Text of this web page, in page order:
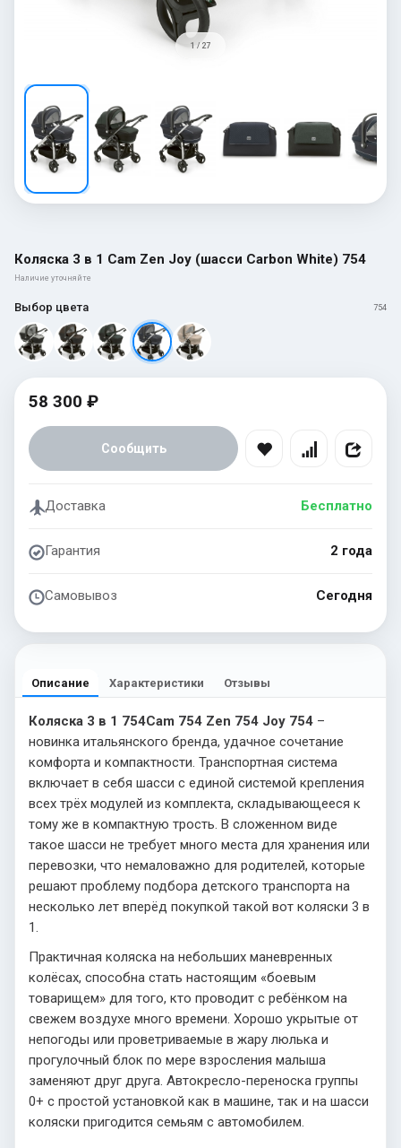
1 / 27
Коляска 3 в 1 Cam Zen Joy (шасси Carbon White) 754
Наличие уточняйте
Выбор цвета 754
58 300 ₽
Сообщить
Доставка Бесплатно
Гарантия 2 года
Самовывоз Сегодня
Описание Характеристики Отзывы
Коляска 3 в 1 754Cam 754 Zen 754 Joy 754 –
новинка итальянского бренда, удачное сочетание
комфорта и компактности. Транспортная система
включает в себя шасси с единой системой крепления
всех трёх модулей из комплекта, складывающееся к
тому же в компактную трость. В сложенном виде
такое шасси не требует много места для хранения или
перевозки, что немаловажно для родителей, которые
решают проблему подбора детского транспорта на
несколько лет вперёд покупкой такой вот коляски 3 в
1.
Практичная коляска на небольших маневренных
колёсах, способна стать настоящим «боевым
товарищем» для того, кто проводит с ребёнком на
свежем воздухе много времени. Хорошо укрытые от
непогоды или проветриваемые в жару люлька и
прогулочный блок по мере взросления малыша
заменяют друг друга. Автокресло-переноска группы
0+ с простой установкой как в машине, так и на шасси
коляски пригодится семьям с автомобилем.